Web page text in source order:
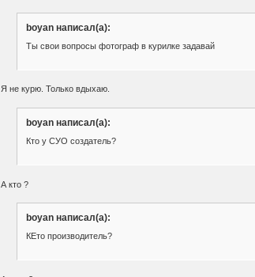
boyan написал(а):
Ты свои вопросы фотограф в курилке задавай
Я не курю. Только вдыхаю.
boyan написал(а):
Кто у СУО создатель?
А кто ?
boyan написал(а):
КЕто производитель?